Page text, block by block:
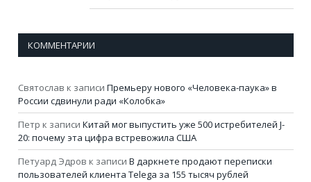
КОММЕНТАРИИ
Святослав к записи Премьеру нового «Человека-паука» в
России сдвинули ради «Колобка»
Петр к записи Китай мог выпустить уже 500 истребителей J-
20: почему эта цифра встревожила США
Петуард Эдров к записи В даркнете продают переписки
пользователей клиента Telega за 155 тысяч рублей